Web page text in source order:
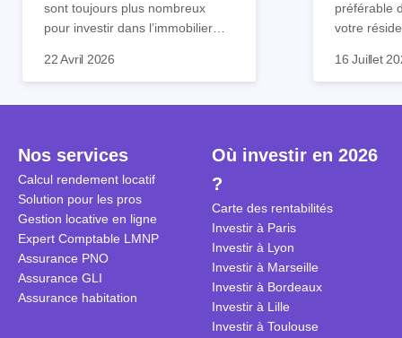
sont toujours plus nombreux
pour investir dans l’immobilier
nombreux avantages à choisir ce
expliquons tout dans cet article.
22 Avril 2026
préférable
votre
pour
la règle
secondes
fenêtres"
sécuriser
16 Juillet
Nos services
Calcul rendement locatif
Solution pour les pros
Gestion locative en ligne
Expert Comptable LMNP
Assurance PNO
Assurance GLI
Assurance habitation
Où investir en 2026
?
Carte des rentabilités
Investir à Paris
Investir à Lyon
Investir à Marseille
Investir à Bordeaux
Investir à Lille
Investir à Toulouse